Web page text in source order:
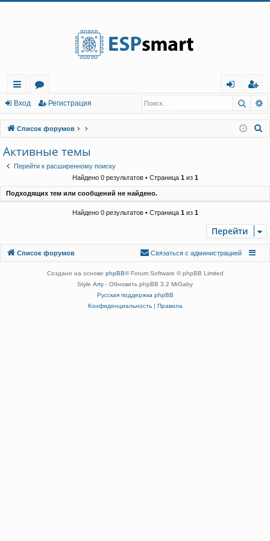
с
ы
лк
и
о
ру
м
ы
д
г
ис
тр
Вход Регистрация
Список форумов
Активные темы
Перейти к расширенному поиску
Найдено 0 результатов • Страница 1из 1
Подходящих тем или сообщений не найдено.
Найдено 0 результатов • Страница 1из 1
Перейти
Список форумов
Связаться с
Связаться с администрацией
Создано на основе phpBB® Forum Software © phpBB Limited
Style Arty - Обновить phpBB 3.2 MrGaby
Русская поддержка phpBB
Конфиденциальность| Правила